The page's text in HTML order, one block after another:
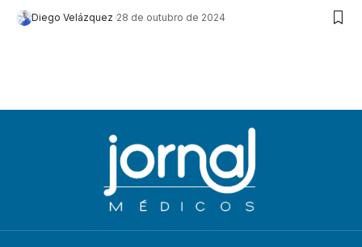
Diego Velázquez 28 de outubro de 2024